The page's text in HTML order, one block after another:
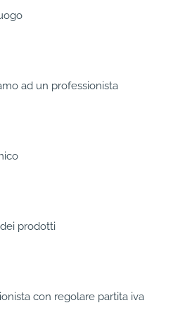
ad un professionista
prodotti
con regolare partita iva